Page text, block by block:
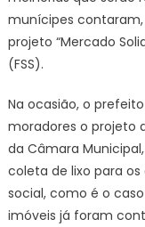
munícipes
projeto “Mercado
(FSS).
Na ocasião, o
moradores o projeto
da Câmara
coleta de lixo para
social, como é o
imóveis já foram